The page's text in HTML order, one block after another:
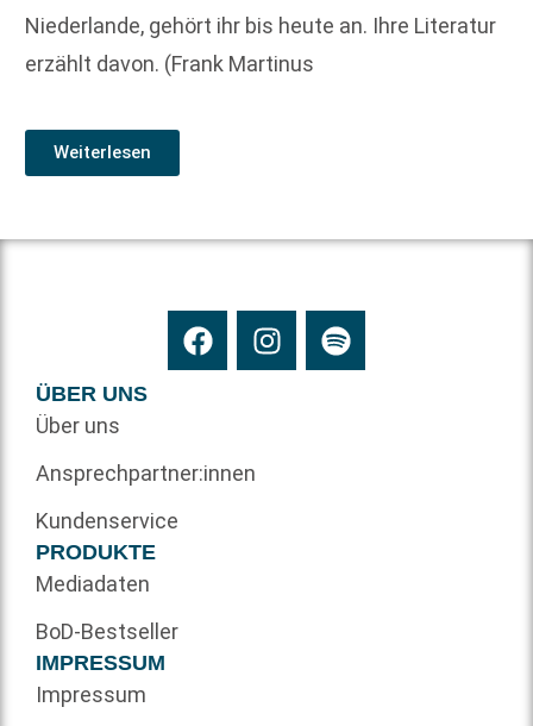
Niederlande, gehört ihr bis heute an. Ihre Literatur
erzählt davon. (Frank Martinus
Weiterlesen
ÜBER UNS
Über uns
Ansprechpartner:innen
Kundenservice
PRODUKTE
Mediadaten
BoD-Bestseller
IMPRESSUM
Impressum